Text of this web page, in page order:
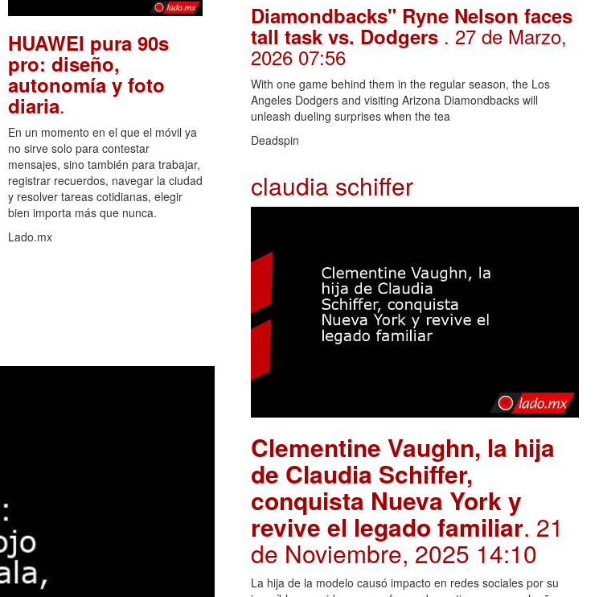
HUAWEI pura 90s
pro: diseño,
autonomía y foto
diaria.
En un momento en el que el móvil ya
no sirve solo para contestar
mensajes, sino también para trabajar,
registrar recuerdos, navegar la ciudad
y resolver tareas cotidianas, elegir
bien importa más que nunca.
Lado.mx
Diamondbacks" Ryne Nelson faces
tall task vs. Dodgers . 27 de Marzo,
2026 07:56
With one game behind them in the regular season, the Los
Angeles Dodgers and visiting Arizona Diamondbacks will
unleash dueling surprises when the tea
Deadspin
claudia schiffer
Clementine Vaughn, la hija
de Claudia Schiffer,
conquista Nueva York y
revive el legado familiar. 21
de Noviembre, 2025 14:10
La hija de la modelo causó impacto en redes sociales por su